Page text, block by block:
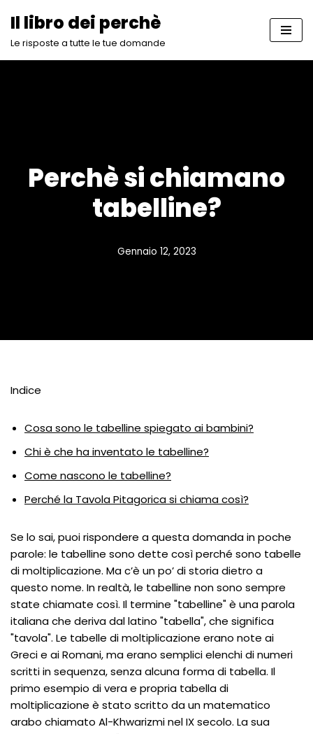
Vai
Il libro dei perchè
Le risposte a tutte le tue domande
Perchè si chiamano
tabelline?
Gennaio 12, 2023
Indice
Cosa sono le tabelline spiegato ai bambini?
Chi è che ha inventato le tabelline?
Come nascono le tabelline?
Perché la Tavola Pitagorica si chiama così?
Se lo sai, puoi rispondere a questa domanda in poche
parole: le tabelline sono dette così perché sono tabelle
di moltiplicazione. Ma c’è un po’ di storia dietro a
questo nome. In realtà, le tabelline non sono sempre
state chiamate così. Il termine "tabelline" è una parola
italiana che deriva dal latino "tabella", che significa
"tavola". Le tabelle di moltiplicazione erano note ai
Greci e ai Romani, ma erano semplici elenchi di numeri
scritti in sequenza, senza alcuna forma di tabella. Il
primo esempio di vera e propria tabella di
moltiplicazione è stato scritto da un matematico
arabo chiamato Al-Khwarizmi nel IX secolo. La sua